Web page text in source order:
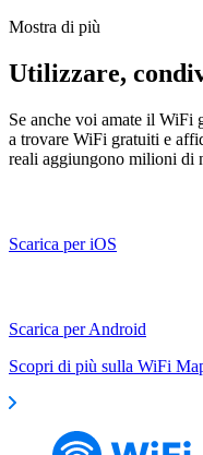
Mostra di più
Utilizzare,
Se anche voi amate il WiFi
a trovare WiFi gratuiti e
reali aggiungono milioni di
Scarica per iOS
Scarica per Android
Scopri di più sulla WiFi